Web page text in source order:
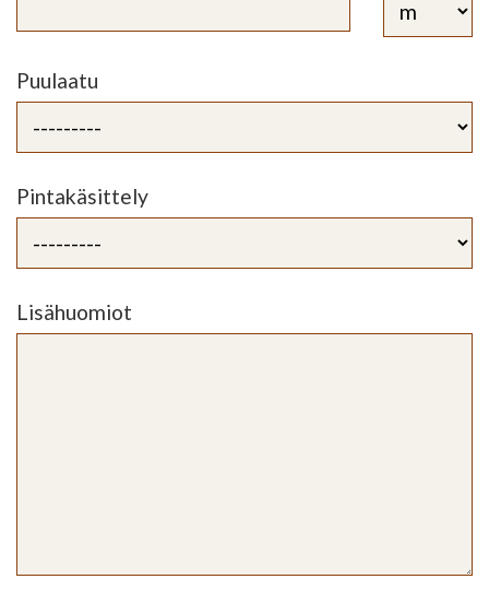
Puulaatu
Pintakäsittely
Lisähuomiot